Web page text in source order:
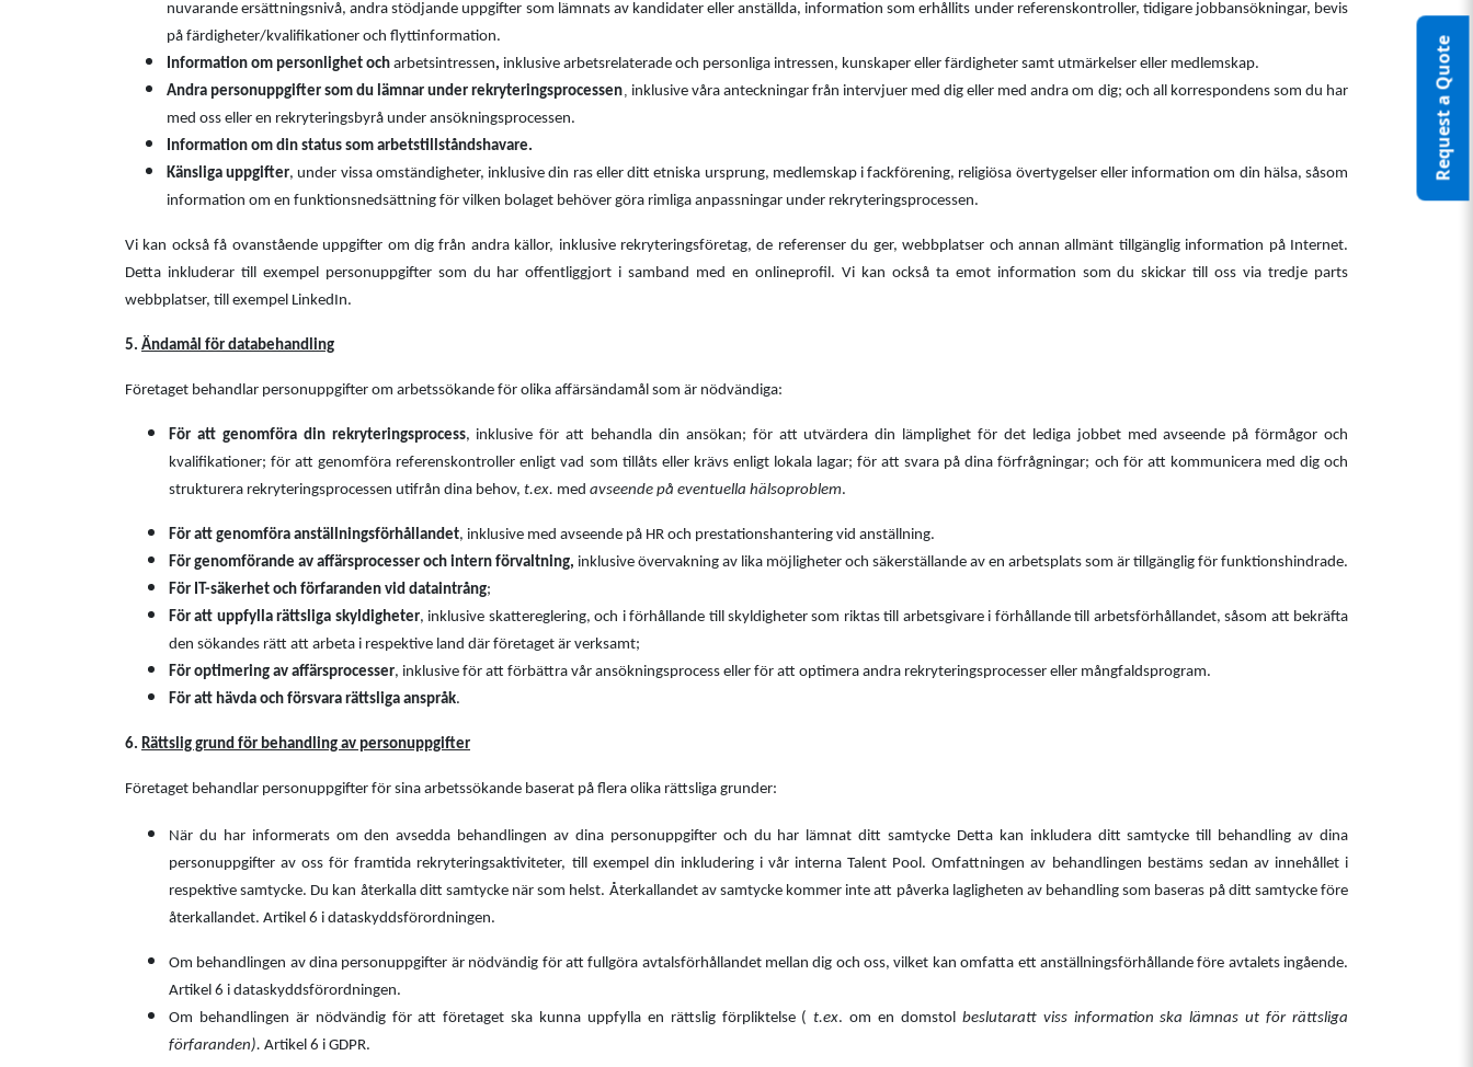
Request a Quote
nuvarande ersättningsnivå, andra stödjande uppgifter som lämnats av kandidater eller anställda, information som erhållits under referenskontroller, tidigare jobbansökningar, bevis
på färdigheter/kvalifikationer och flyttinformation.
Information om personlighet och arbetsintressen, inklusive arbetsrelaterade och personliga intressen, kunskaper eller färdigheter samt utmärkelser eller medlemskap.
Andra personuppgifter som du lämnar under rekryteringsprocessen, inklusive våra anteckningar från intervjuer med dig eller med andra om dig; och all korrespondens som du har
med oss eller en rekryteringsbyrå under ansökningsprocessen.
Information om din status som arbetstillståndshavare.
Känsliga uppgifter, under vissa omständigheter, inklusive din ras eller ditt etniska ursprung, medlemskap i fackförening, religiösa övertygelser eller information om din hälsa, såsom
information om en funktionsnedsättning för vilken bolaget behöver göra rimliga anpassningar under rekryteringsprocessen.
Vi kan också få ovanstående uppgifter om dig från andra källor, inklusive rekryteringsföretag, de referenser du ger, webbplatser och annan allmänt tillgänglig information på Internet.
Detta inkluderar till exempel personuppgifter som du har offentliggjort i samband med en onlineprofil. Vi kan också ta emot information som du skickar till oss via tredje parts
webbplatser, till exempel LinkedIn.
5. Ändamål för databehandling
Företaget behandlar personuppgifter om arbetssökande för olika affärsändamål som är nödvändiga:
För att genomföra din rekryteringsprocess, inklusive för att behandla din ansökan; för att utvärdera din lämplighet för det lediga jobbet med avseende på förmågor och
kvalifikationer; för att genomföra referenskontroller enligt vad som tillåts eller krävs enligt lokala lagar; för att svara på dina förfrågningar; och för att kommunicera med dig och
strukturera rekryteringsprocessen utifrån dina behov, t.ex. med avseende på eventuella hälsoproblem.
För att genomföra anställningsförhållandet, inklusive med avseende på HR och prestationshantering vid anställning.
För genomförande av affärsprocesser och intern förvaltning, inklusive övervakning av lika möjligheter och säkerställande av en arbetsplats som är tillgänglig för funktionshindrade.
För IT-säkerhet och förfaranden vid dataintrång;
För att uppfylla rättsliga skyldigheter, inklusive skattereglering, och i förhållande till skyldigheter som riktas till arbetsgivare i förhållande till arbetsförhållandet, såsom att bekräfta
den sökandes rätt att arbeta i respektive land där företaget är verksamt;
För optimering av affärsprocesser, inklusive för att förbättra vår ansökningsprocess eller för att optimera andra rekryteringsprocesser eller mångfaldsprogram.
För att hävda och försvara rättsliga anspråk.
6. Rättslig grund för behandling av personuppgifter
Företaget behandlar personuppgifter för sina arbetssökande baserat på flera olika rättsliga grunder:
När du har informerats om den avsedda behandlingen av dina personuppgifter och du har lämnat ditt samtycke Detta kan inkludera ditt samtycke till behandling av dina
personuppgifter av oss för framtida rekryteringsaktiviteter, till exempel din inkludering i vår interna Talent Pool. Omfattningen av behandlingen bestäms sedan av innehållet i
respektive samtycke. Du kan återkalla ditt samtycke när som helst. Återkallandet av samtycke kommer inte att påverka lagligheten av behandling som baseras på ditt samtycke före
återkallandet. Artikel 6 i dataskyddsförordningen.
Om behandlingen av dina personuppgifter är nödvändig för att fullgöra avtalsförhållandet mellan dig och oss, vilket kan omfatta ett anställningsförhållande före avtalets ingående.
Artikel 6 i dataskyddsförordningen.
Om behandlingen är nödvändig för att företaget ska kunna uppfylla en rättslig förpliktelse (t.ex. om en domstol beslutarattviss information ska lämnas ut för rättsliga
förfaranden). Artikel 6 i GDPR.